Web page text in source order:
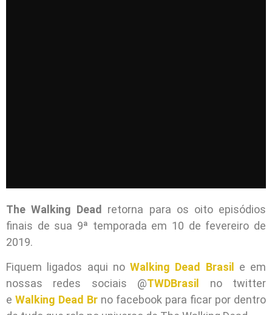
The Walking Dead
retorna para os oito episódios
finais de sua 9ª temporada em 10 de fevereiro de
2019.
Fiquem ligados aqui no Walking Dead Brasil
e em
nossas redes sociais @TWDBrasil
no twitter
e Walking Dead Br no facebook para ficar por dentro